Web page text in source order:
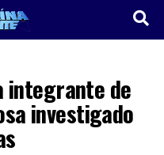
integrante de
investigado